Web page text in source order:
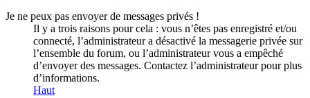
Je ne peux pas envoyer de messages privés !
Il y a trois raisons pour cela : vous n’êtes pas enregistré et/ou
connecté, l’administrateur a désactivé la messagerie privée sur
l’ensemble du forum, ou l’administrateur vous a empêché
d’envoyer des messages. Contactez l’administrateur pour plus
d’informations.
Haut